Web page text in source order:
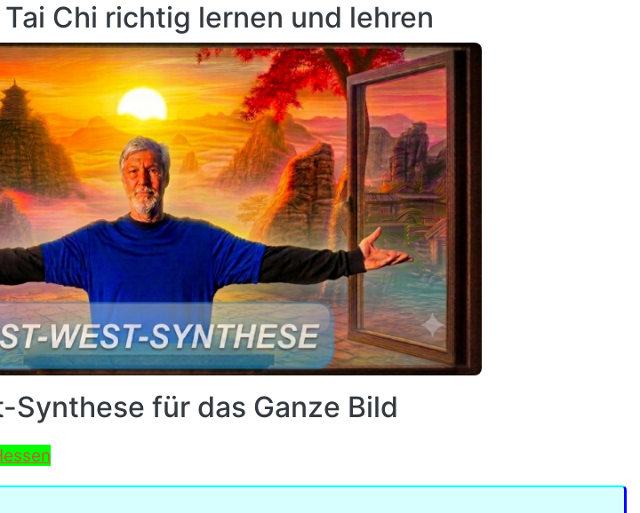
Chi richtig lernen und lehren
Synthese für das Ganze Bild